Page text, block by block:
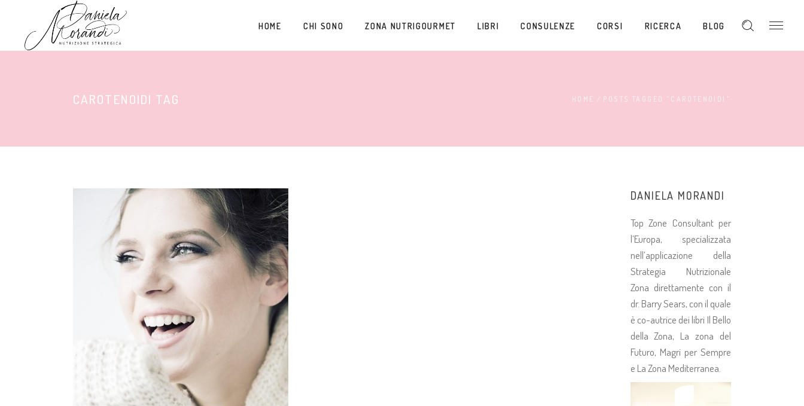
HOME CHI SONO ZONA NUTRIGOURMET LIBRI CONSULENZE CORSI RICERCA BLOG
CAROTENOIDI TAG HOME / POSTS TAGGED "CAROTENOIDI"
DANIELA MORANDI
Top Zone Consultant per
l’Europa, specializzata
nell’applicazione della
Strategia Nutrizionale
Zona direttamente con il
dr. Barry Sears, con il quale
è co-autrice dei libri Il Bello
della Zona, La zona del
Futuro, Magri per Sempre
e La Zona Mediterranea.